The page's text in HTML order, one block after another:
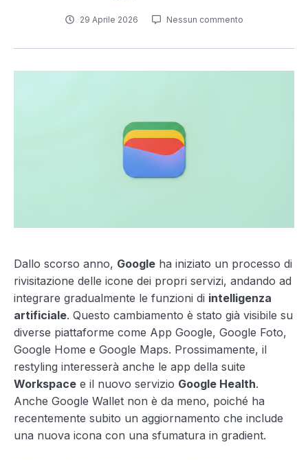
29 Aprile 2026 Nessun commento
Dallo scorso anno, Google ha iniziato un processo di
rivisitazione delle icone dei propri servizi, andando ad
integrare gradualmente le funzioni di intelligenza
artificiale. Questo cambiamento è stato già visibile su
diverse piattaforme come App Google, Google Foto,
Google Home e Google Maps. Prossimamente, il
restyling interesserà anche le app della suite
Workspace e il nuovo servizio Google Health.
Anche Google Wallet non è da meno, poiché ha
recentemente subito un aggiornamento che include
una nuova icona con una sfumatura in gradient.